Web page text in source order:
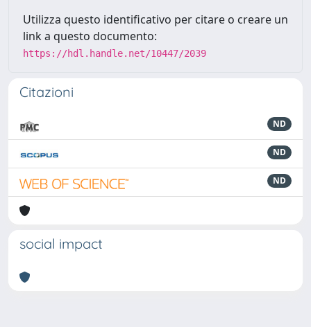
Utilizza questo identificativo per citare o creare un
link a questo documento:
https://hdl.handle.net/10447/2039
Citazioni
ND
ND
ND
social impact